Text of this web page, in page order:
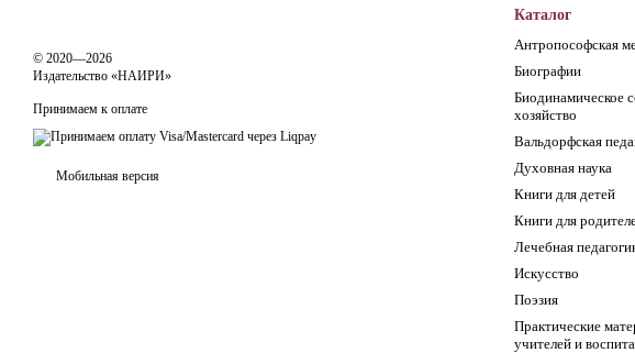
© 2020—2026
Издательство «НАИРИ»
Принимаем к оплате
Мобильная версия
Каталог
Антропософская
Биографии
Биодинамическое
хозяйство
Вальдорфская
Духовная наука
Книги для детей
Книги для
Лечебная
Искусство
Поэзия
Практические
учителей и